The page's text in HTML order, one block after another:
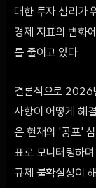
대한 투자 심리가
경제 지표의 변화
를 줄이고 있다.
결론적으로 2026
사항이 어떻게 해
은 현재의 '공포'
표로 모니터링하
규제 불확실성이